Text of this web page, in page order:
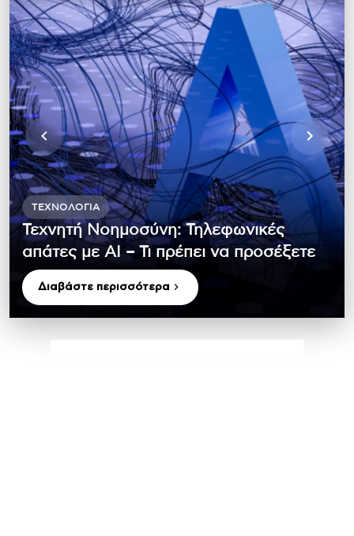
ΤΕΧΝΟΛΟΓΊΑ
Τεχνητή Νοημοσύνη: Τηλεφωνικές
απάτες με ΑΙ – Τι πρέπει να προσέξετε
Διαβάστε περισσότερα